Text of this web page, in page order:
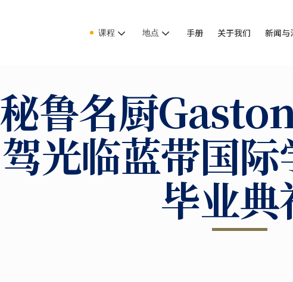
课程 地点 手册 关于我们 新闻与
秘鲁名厨
驾光临蓝带国
毕业典